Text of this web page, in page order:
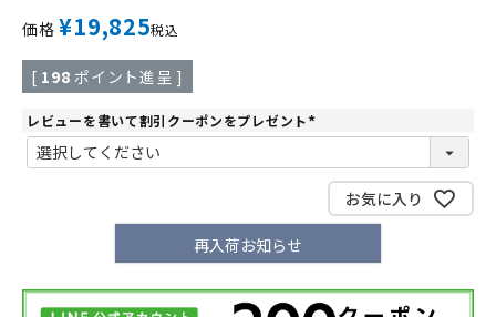
価格 ¥19,825税込
[ 198 ポイント進呈 ]
レビューを書いて割引クーポンをプレゼント
(
)
お気に入り
再入荷お知らせ